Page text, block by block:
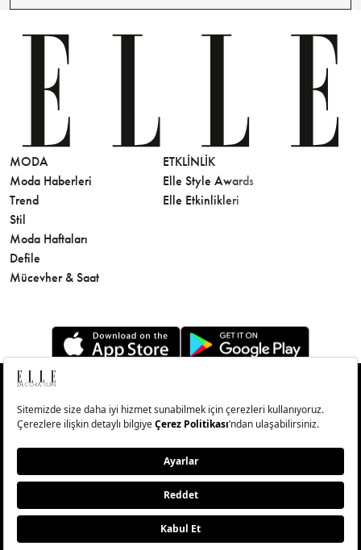
MODA
Moda Haberleri
Trend
Stil
Moda Haftaları
Defile
Mücevher & Saat
ETKLINLIK
Elle Style Awards
Elle Etkinlikleri
© Big Medya Teknoloji A.Ş. Altunizade Mahallesi Kuşbakışı
Caddesi No:27/1 Üsküdar/İstanbul
Copyright © 2026 - Tüm Hakları Saklıdır.